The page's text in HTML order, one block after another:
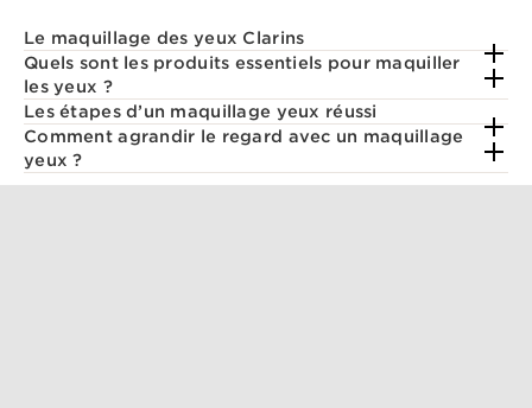
Le maquillage des yeux Clarins
Quels sont les produits essentiels pour maquiller
les yeux ?
Les étapes d’un maquillage yeux réussi
Comment agrandir le regard avec un maquillage
yeux ?